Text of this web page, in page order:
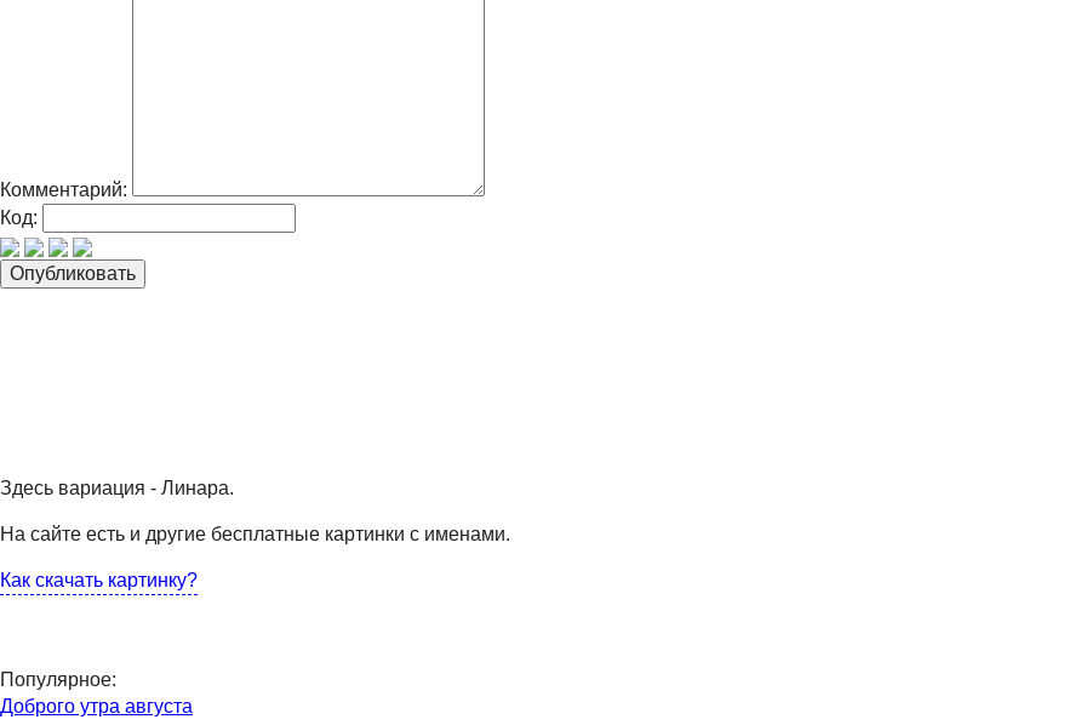
Комментарий:
Код:
Здесь вариация - Линара.
На сайте есть и другие бесплатные картинки с именами.
Как скачать картинку?
Популярное:
Доброго утра августа